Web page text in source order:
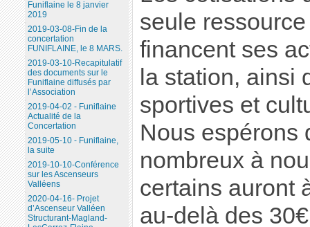
seule
financent ses
la station, ainsi
sportives et
Nous espérons
nombreux à
certains auront
au-delà des
Funiflaine le 8 janvier
2019
2019-03-08-Fin de la
concertation
FUNIFLAINE, le 8 MARS.
2019-03-10-Recapitulatif
des documents sur le
Funiflaine diffusés par
l’Association
2019-04-02 - Funiflaine
Actualité de la
Concertation
2019-05-10 - Funiflaine,
la suite
2019-10-10-Conférence
sur les Ascenseurs
Valléens
2020-04-16- Projet
d’Ascenseur Valléen
Structurant-Magland-